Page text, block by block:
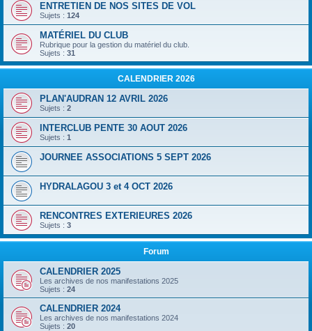
ENTRETIEN DE NOS SITES DE VOL
Sujets : 124
MATÉRIEL DU CLUB
Rubrique pour la gestion du matériel du club.
Sujets : 31
CALENDRIER 2026
PLAN'AUDRAN 12 AVRIL 2026
Sujets : 2
INTERCLUB PENTE 30 AOUT 2026
Sujets : 1
JOURNEE ASSOCIATIONS 5 SEPT 2026
HYDRALAGOU 3 et 4 OCT 2026
RENCONTRES EXTERIEURES 2026
Sujets : 3
Forum
CALENDRIER 2025
Les archives de nos manifestations 2025
Sujets : 24
CALENDRIER 2024
Les archives de nos manifestations 2024
Sujets : 20